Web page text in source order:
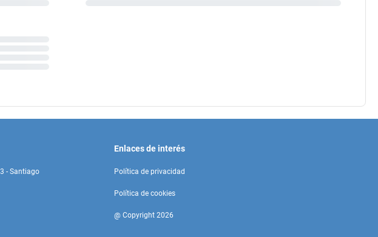
- Santiago
Enlaces de interés
Política de privacidad
Política de cookies
@ Copyright 2026